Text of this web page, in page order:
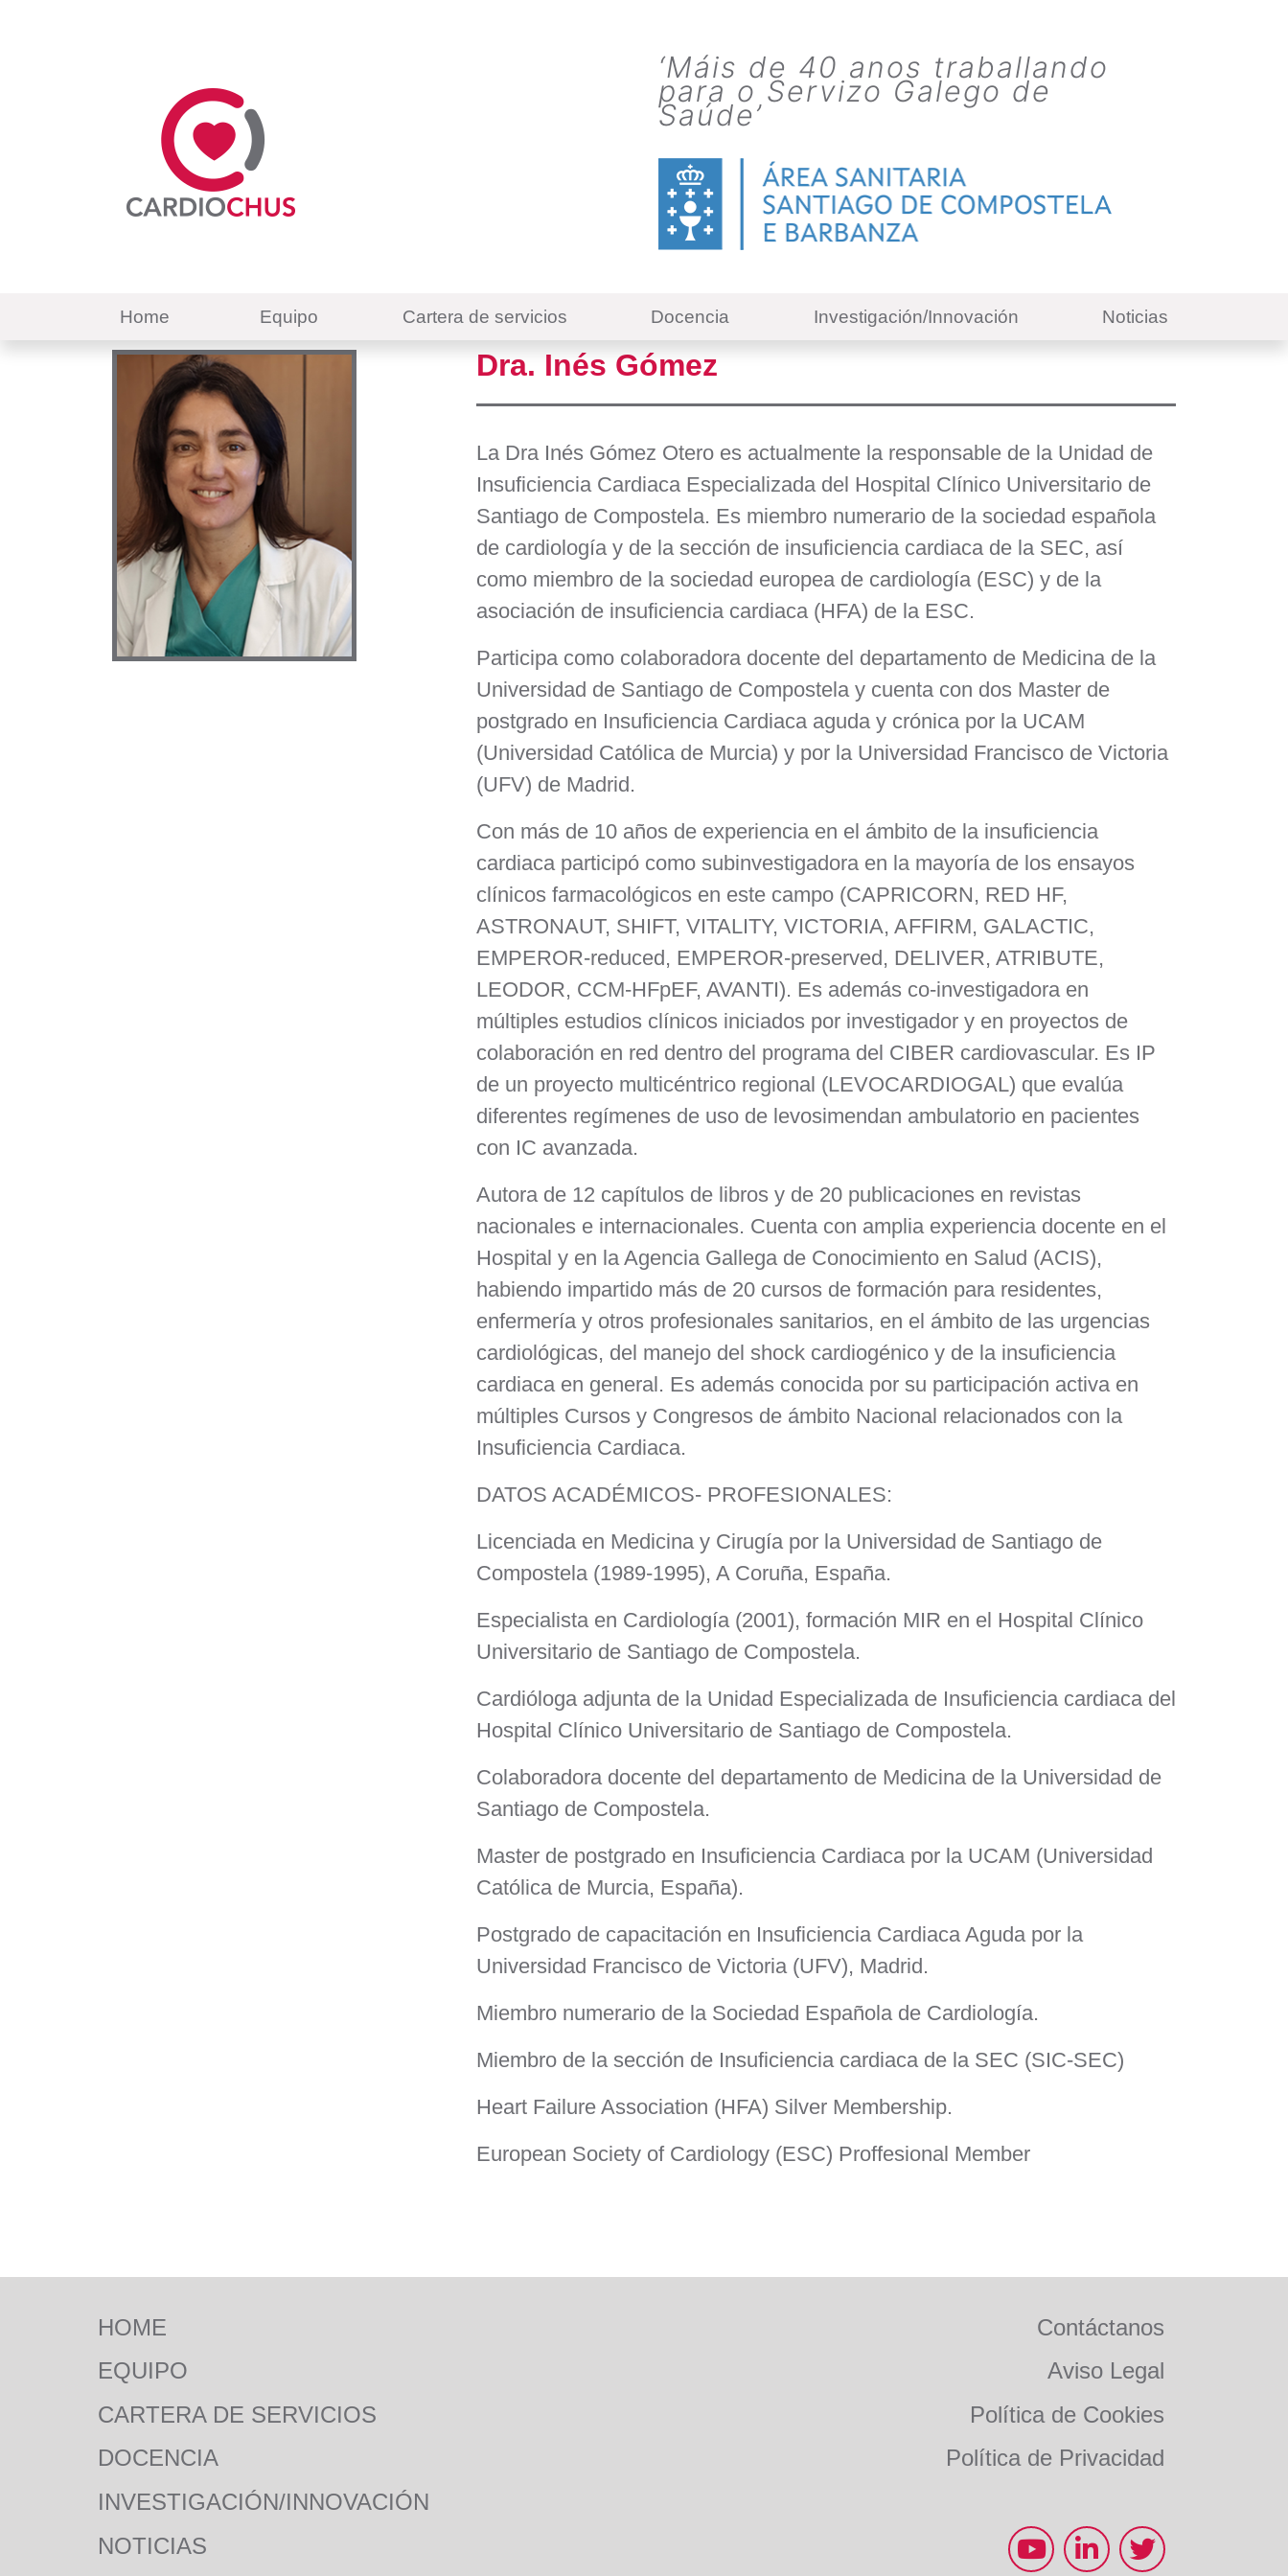
main
content
‘Máis de 40 anos traballando
para o Servizo Galego de
Saúde’
Main navigation
Home Equipo Cartera de servicios Docencia Investigación/Innovación Noticias
Dra. Inés Gómez
La Dra Inés Gómez Otero es actualmente la responsable de la Unidad de
Insuficiencia Cardiaca Especializada del Hospital Clínico Universitario de
Santiago de Compostela. Es miembro numerario de la sociedad española
de cardiología y de la sección de insuficiencia cardiaca de la SEC, así
como miembro de la sociedad europea de cardiología (ESC) y de la
asociación de insuficiencia cardiaca (HFA) de la ESC.
Participa como colaboradora docente del departamento de Medicina de la
Universidad de Santiago de Compostela y cuenta con dos Master de
postgrado en Insuficiencia Cardiaca aguda y crónica por la UCAM
(Universidad Católica de Murcia) y por la Universidad Francisco de Victoria
(UFV) de Madrid.
Con más de 10 años de experiencia en el ámbito de la insuficiencia
cardiaca participó como subinvestigadora en la mayoría de los ensayos
clínicos farmacológicos en este campo (CAPRICORN, RED HF,
ASTRONAUT, SHIFT, VITALITY, VICTORIA, AFFIRM, GALACTIC,
EMPEROR-reduced, EMPEROR-preserved, DELIVER, ATRIBUTE,
LEODOR, CCM-HFpEF, AVANTI). Es además co-investigadora en
múltiples estudios clínicos iniciados por investigador y en proyectos de
colaboración en red dentro del programa del CIBER cardiovascular. Es IP
de un proyecto multicéntrico regional (LEVOCARDIOGAL) que evalúa
diferentes regímenes de uso de levosimendan ambulatorio en pacientes
con IC avanzada.
Autora de 12 capítulos de libros y de 20 publicaciones en revistas
nacionales e internacionales. Cuenta con amplia experiencia docente en el
Hospital y en la Agencia Gallega de Conocimiento en Salud (ACIS),
habiendo impartido más de 20 cursos de formación para residentes,
enfermería y otros profesionales sanitarios, en el ámbito de las urgencias
cardiológicas, del manejo del shock cardiogénico y de la insuficiencia
cardiaca en general. Es además conocida por su participación activa en
múltiples Cursos y Congresos de ámbito Nacional relacionados con la
Insuficiencia Cardiaca.
DATOS ACADÉMICOS- PROFESIONALES:
Licenciada en Medicina y Cirugía por la Universidad de Santiago de
Compostela (1989-1995), A Coruña, España.
Especialista en Cardiología (2001), formación MIR en el Hospital Clínico
Universitario de Santiago de Compostela.
Cardióloga adjunta de la Unidad Especializada de Insuficiencia cardiaca del
Hospital Clínico Universitario de Santiago de Compostela.
Colaboradora docente del departamento de Medicina de la Universidad de
Santiago de Compostela.
Master de postgrado en Insuficiencia Cardiaca por la UCAM (Universidad
Católica de Murcia, España).
Postgrado de capacitación en Insuficiencia Cardiaca Aguda por la
Universidad Francisco de Victoria (UFV), Madrid.
Miembro numerario de la Sociedad Española de Cardiología.
Miembro de la sección de Insuficiencia cardiaca de la SEC (SIC-SEC)
Heart Failure Association (HFA) Silver Membership.
European Society of Cardiology (ESC) Proffesional Member
MAIN NAVIGATION
HOME
EQUIPO
CARTERA DE SERVICIOS
DOCENCIA
INVESTIGACIÓN/INNOVACIÓN
NOTICIAS
Contáctanos
Aviso Legal
Política de Cookies
Política de Privacidad